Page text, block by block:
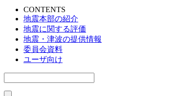
CONTENTS
地震本部の紹介
地震に関する評価
地震・津波の提供情報
委員会資料
ユーザ向け